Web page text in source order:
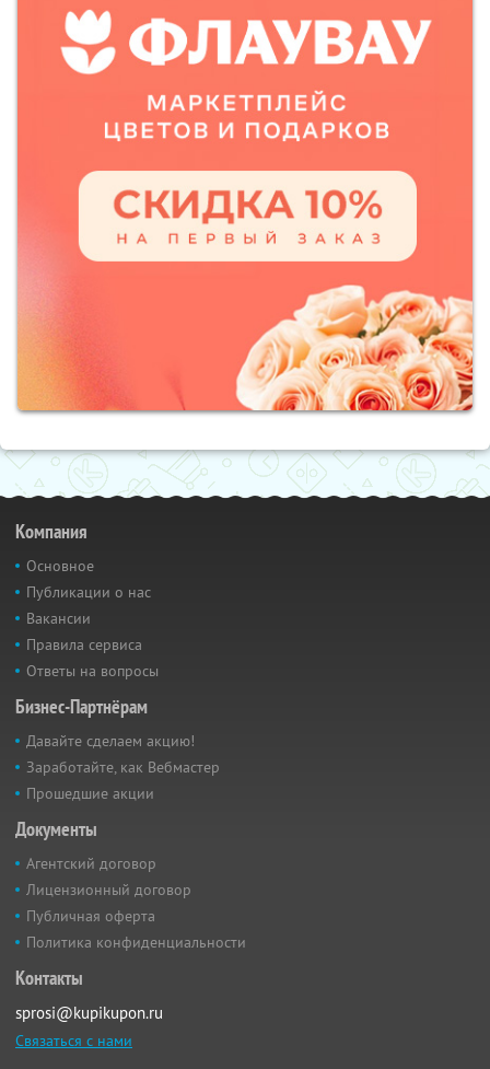
Компания
Основное
Публикации о нас
Вакансии
Правила сервиса
Ответы на вопросы
Бизнес-Партнёрам
Давайте сделаем акцию!
Заработайте, как Вебмастер
Прошедшие акции
Документы
Агентский договор
Лицензионный договор
Публичная оферта
Политика конфиденциальности
Контакты
sprosi@kupikupon.ru
Связаться с нами